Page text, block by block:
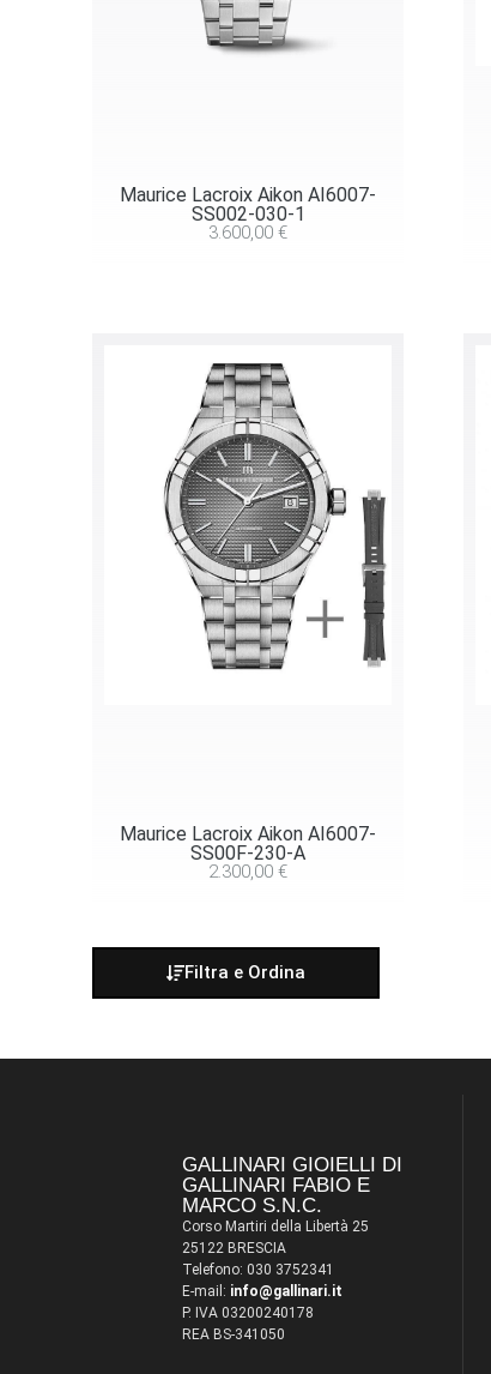
Maurice Lacroix Aikon AI6007-
SS002-030-1
3.600,00€
Maurice Lacroix Aikon AI6007-
SS00F-230-A
2.300,00€
Filtra e Ordina
GALLINARI GIOIELLI DI
GALLINARI FABIO E
MARCO S.N.C.
Corso Martiri della Libertà 25
25122 BRESCIA
Telefono: 030 3752341
E-mail: info@gallinari.it
P. IVA 03200240178
REA BS-341050